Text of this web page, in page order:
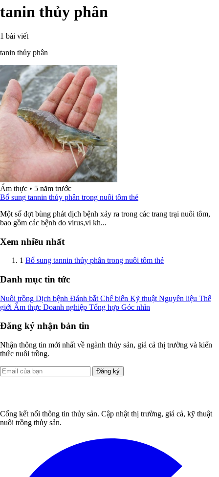
tanin thủy phân
1 bài viết
tanin thủy phân
Ẩm thực • 5 năm trước
Bổ sung tannin thủy phân trong nuôi tôm thẻ
Một số đợt bùng phát dịch bệnh xảy ra trong các trang trại nuôi tôm,
bao gồm các bệnh do virus,vi kh...
Xem nhiều nhất
1 Bổ sung tannin thủy phân trong nuôi tôm thẻ
Danh mục tin tức
Nuôi trồng Dịch bệnh Đánh bắt Chế biến Kỹ thuật Nguyên liệu Thế
giới Ẩm thực Doanh nghiệp Tổng hợp Góc nhìn
Đăng ký nhận bản tin
Nhận thông tin mới nhất về ngành thủy sản, giá cả thị trường và kiến
thức nuôi trồng.
Đăng ký
Cổng kết nối thông tin thủy sản. Cập nhật thị trường, giá cả, kỹ thuật
nuôi trồng thủy sản.